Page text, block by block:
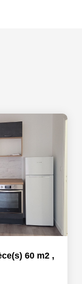
60 m2 ,